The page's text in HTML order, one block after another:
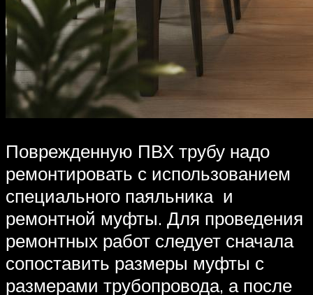
Поврежденную ПВХ трубу надо
ремонтировать с использованием
специального паяльника и
ремонтной муфты. Для проведения
ремонтных работ следует сначала
сопоставить размеры муфты с
размерами трубопровода, а после